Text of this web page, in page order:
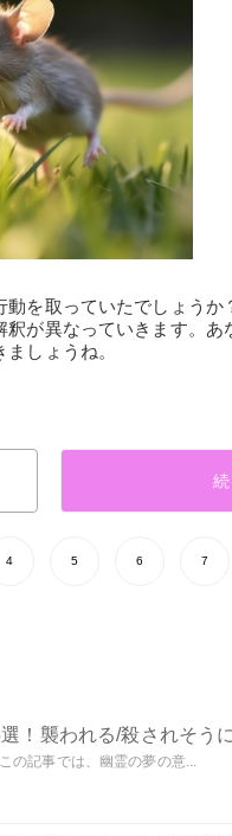
を取っていたでしょう
が異なっていきます。あ
しょうね。
4 5 6 7
！襲われる/殺されそう
の記事では、幽霊の夢の意...